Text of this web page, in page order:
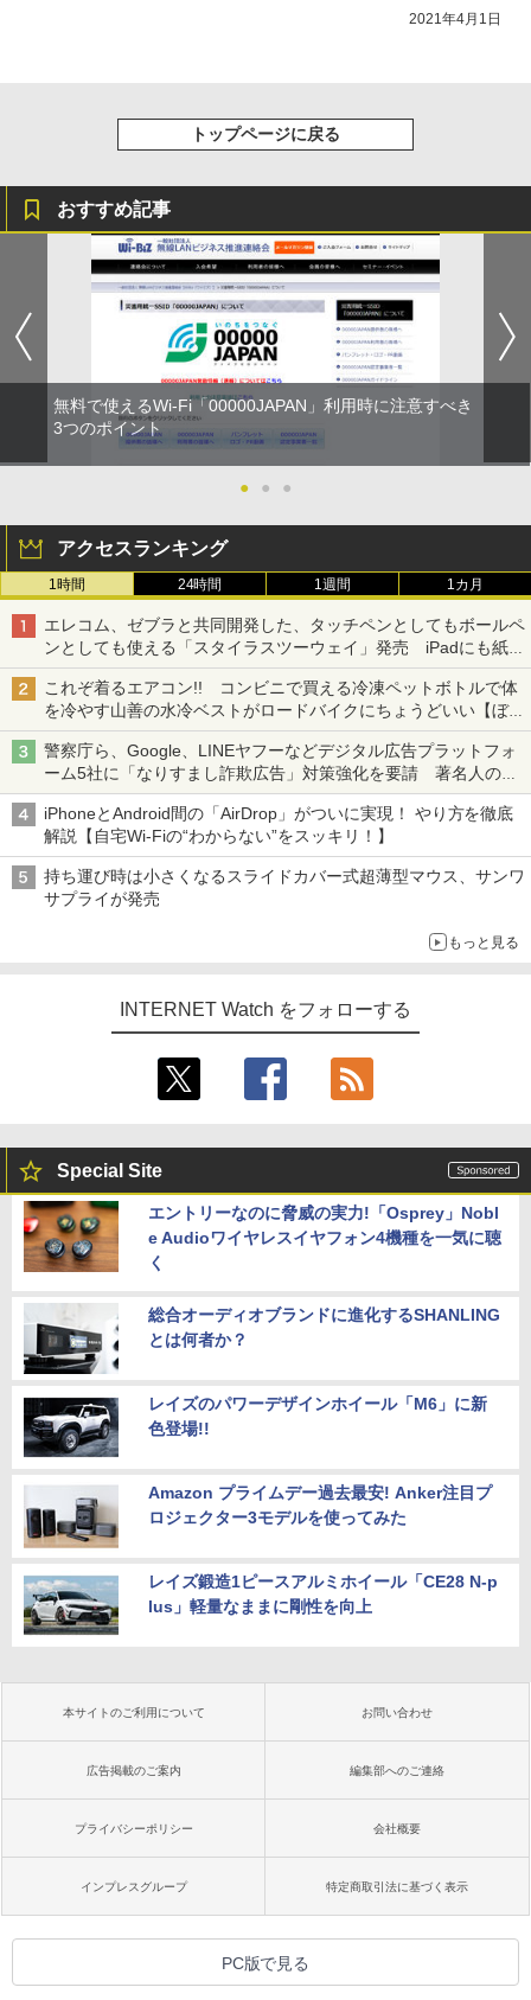
2021年4月1日
トップページに戻る
おすすめ記事
無料で使えるWi-Fi「00000JAPAN」利用時に注意すべき
3つのポイント
● ● ●
アクセスランキング
1時間 24時間 1週間 1カ月
エレコム、ゼブラと共同開発した、タッチペンとしてもボールペ
ンとしても使える「スタイラスツーウェイ」発売 iPadにも紙に
も、持ち替えずに書き込める
これぞ着るエアコン!! コンビニで買える冷凍ペットボトルで体
を冷やす山善の水冷ベストがロードバイクにちょうどいい【ぼっ
ち・ざ・ろーど！その14】【空いた時間でなにしてる？】
警察庁ら、Google、LINEヤフーなどデジタル広告プラットフォ
ーム5社に「なりすまし詐欺広告」対策強化を要請 著名人の写
真や映像を使った投資詐欺などへの対策として
iPhoneとAndroid間の「AirDrop」がついに実現！ やり方を徹底
解説【自宅Wi-Fiの“わからない”をスッキリ！】
持ち運び時は小さくなるスライドカバー式超薄型マウス、サンワ
サプライが発売
もっと見る
INTERNET Watch をフォローする
Special Site
エントリーなのに脅威の実力!「Osprey」Nobl
e Audioワイヤレスイヤフォン4機種を一気に聴
く
総合オーディオブランドに進化するSHANLING
とは何者か？
レイズのパワーデザインホイール「M6」に新
色登場!!
Amazon プライムデー過去最安! Anker注目プ
ロジェクター3モデルを使ってみた
レイズ鍛造1ピースアルミホイール「CE28 N-p
lus」軽量なままに剛性を向上
本サイトのご利用について お問い合わせ
広告掲載のご案内 編集部へのご連絡
プライバシーポリシー 会社概要
インプレスグループ 特定商取引法に基づく表示
PC版で見る